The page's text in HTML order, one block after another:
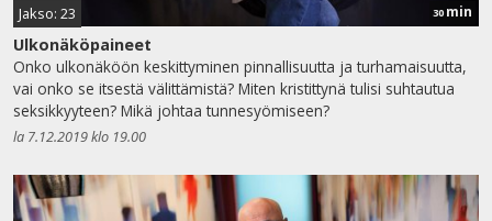
Jakso: 23 30 min
Ulkonäköpaineet
Onko ulkonäköön keskittyminen pinnallisuutta ja turhamaisuutta,
vai onko se itsestä välittämistä? Miten kristittynä tulisi suhtautua
seksikkyyteen? Mikä johtaa tunnesyömiseen?
la 7.12.2019 klo 19.00